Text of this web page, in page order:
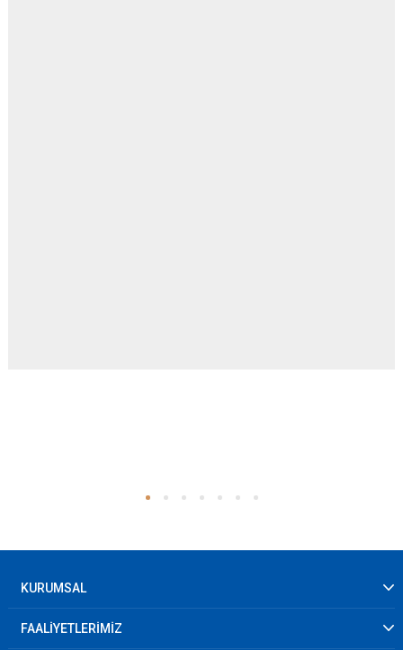
KURUMSAL
FAALİYETLERİMİZ